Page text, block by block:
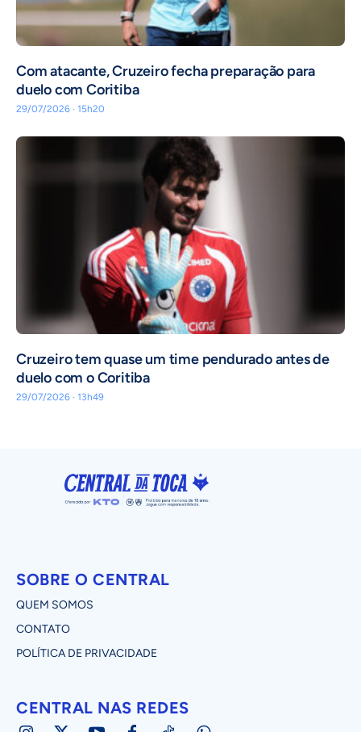
Com atacante, Cruzeiro fecha preparação para
duelo com Coritiba
29/07/2026 · 15h20
Cruzeiro tem quase um time pendurado antes de
duelo com o Coritiba
29/07/2026 · 13h49
SOBRE O CENTRAL
QUEM SOMOS
CONTATO
POLÍTICA DE PRIVACIDADE
CENTRAL NAS REDES